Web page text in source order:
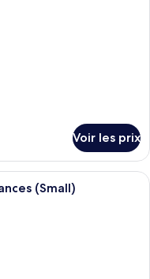
Voir les prix
d’hôtel avec un
(Small)